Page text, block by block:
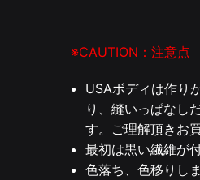
※CAUTION：注意点
USAボディは作り
り、縫いっぱなし
す。ご理解頂きお
最初は黒い繊維が
色落ち、色移りし